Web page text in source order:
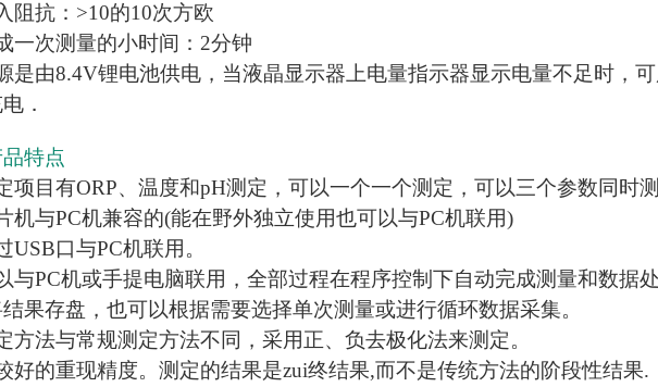
阻抗：>10的10次方欧
一次测量的小时间：2分钟
是由8.4V锂电池供电，当液晶显示器上电量指示器显示电量不足时，
．
特点
项目有ORP、温度和pH测定，可以一个一个测定，可以三个参数同时测
机与PC机兼容的(能在野外独立使用也可以与PC机联用)
USB口与PC机联用。
与PC机或手提电脑联用，全部过程在程序控制下自动完成测量和数据
果存盘，也可以根据需要选择单次测量或进行循环数据采集。
方法与常规测定方法不同，采用正、负去极化法来测定。
好的重现精度。测定的结果是zui终结果,而不是传统方法的阶段性结果.